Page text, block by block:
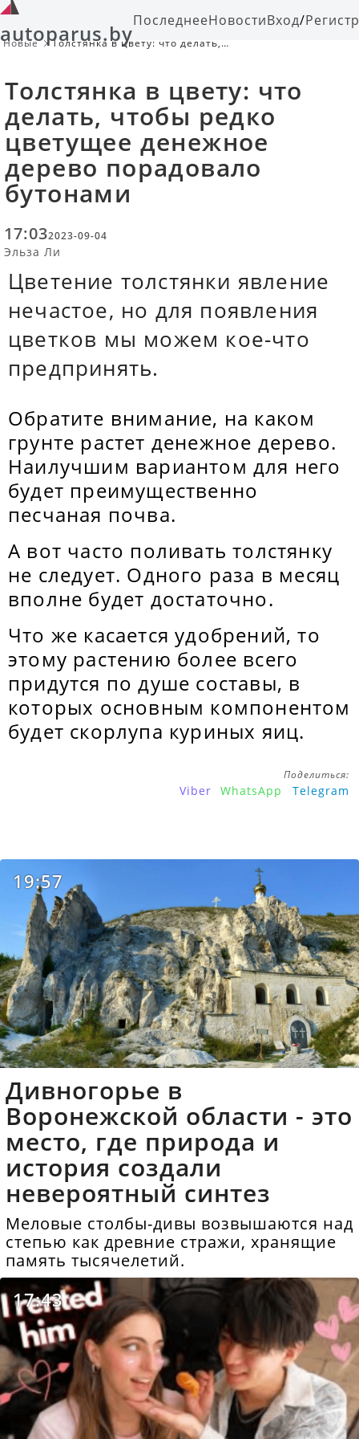
autoparus.byПоследнееНовостиВход/
Новые
Толстянка в цвету: что делать,
Толстянка в цвету: что
делать, чтобы редко
цветущее денежное
дерево порадовало
бутонами
17:032023-09-04
Эльза Ли
Цветение толстянки явление
нечастое, но для появления
цветков мы можем кое-что
предпринять.
Обратите внимание, на каком
грунте растет денежное дерево.
Наилучшим вариантом для него
будет преимущественно
песчаная почва.
А вот часто поливать толстянку
не следует. Одного раза в месяц
вполне будет достаточно.
Что же касается удобрений, то
этому растению более всего
придутся по душе составы, в
которых основным компонентом
будет скорлупа куриных яиц.
Поделиться:
Viber WhatsApp Telegram
19:57
Дивногорье в
Воронежской области - это
место, где природа и
история создали
невероятный синтез
Меловые столбы-дивы возвышаются над
степью как древние стражи, хранящие
память тысячелетий.
17:43